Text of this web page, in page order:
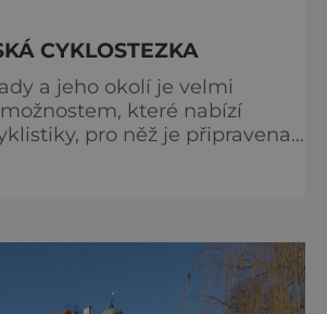
CYKLOSTEZKA
a jeho okolí je velmi
které nabízí
pro něž je připravena
se pokochat krásami
města Poděbrady,
nad Cidlinou. Je zhruba 9
a až na pár úsek